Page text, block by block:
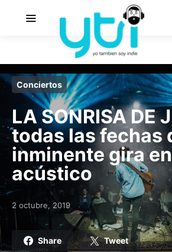
Conciertos
LA SONRISA DE
todas las fechas
inminente gira en
acústico
Posted on
2 octubre, 2019
Share Tweet